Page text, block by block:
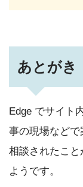
あとがき
Edge でサイト
事の現場など
相談されたこ
ようです。